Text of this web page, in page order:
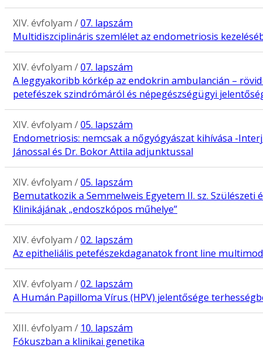
XIV. évfolyam /07. lapszám
Multidiszciplináris szemlélet az endometriosis
XIV. évfolyam /07. lapszám
A leggyakoribb kórkép az endokrin ambulancián –
petefészek szindrómáról és népegészségügyi
XIV. évfolyam /05. lapszám
Endometriosis: nemcsak a nőgyógyászat kihívása -
Jánossal és Dr. Bokor Attila adjunktussal
XIV. évfolyam /05. lapszám
Bemutatkozik a Semmelweis Egyetem II. sz. Szülészeti
Klinikájának „endoszkópos műhelye”
XIV. évfolyam /02. lapszám
Az epitheliális petefészekdaganatok front line
XIV. évfolyam /02. lapszám
A Humán Papilloma Vírus (HPV) jelentősége
XIII. évfolyam / 10. lapszám
Fókuszban a klinikai genetika